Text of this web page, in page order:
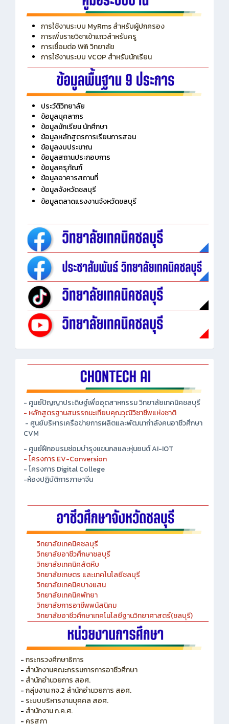
การใช้งานระบบ MyRms สำหรับผู้ปกครอง
การเพิ่มรายวิชาเข้าแถวสำหรับครู
การเชื่อมต่อ Wifi วิทยาลัย
การใช้งานระบบ VCOP สำหรับนักเรียน
ประวัติวิทยาลัย
ข้อมูลบุคลากร
ข้อมูลนักเรียน นักศึกษา
ข้อมูลหลักสูตรการเรียนการสอน
ข้อมูลงบประมาณ
ข้อมูลสถานประกอบการ
ข้อมูลครุภัณฑ์
ข้อมูลอาคารสถานที่
ข้อมูลจังหวัดชลบุรี
ข้อมูลตลาดแรงงานจังหวัดชลบุรี
- ศูนย์ปัญญาประดิษฐ์เพื่ออุตสาหกรรม วิทยาลัยเทคนิคชลบุรี
- หลักสูตรฐานสมรรถนะเทียบคุณวุฒิวิชาชีพแห่งชาติ
- ศูนย์บริหารเครือข่ายการผลิตและพัฒนากำลังคนอาชีวศึกษา
CVM
- ศูนย์ฝึกอบรมซ่อมบำรุงแขนกลและหุ่นยนต์ AI-IOT
- โครงการ EV-Conversion
- โครงการ Digital College
-ห้องปฏิบัติการภาษาจีน
วิทยาลัยเทคนิคชลบุรี
วิทยาลัยอาชีวศึกษาชลบุรี
วิทยาลัยเทคนิคสัตหีบ
วิทยาลัยเกษตร และเทคโนโลยีชลบุรี
วิทยาลัยเทคนิคบางแสน
วิทยาลัยเทคนิคพัทยา
วิทยาลัยการอาชีพพนัสนิคม
วิทยาลัยอาชีวศึกษาเทคโนโลยีฐานวิทยาศาสตร์(ชลบุรี)
-กระทรวงศึกษาธิการ
- สำนักงานคณะกรรมการการอาชีวศึกษา
- สำนักอำนวยการ สอศ.
-กลุ่มงาน กจ.2 สำนักอำนวยการ สอศ.
- ระบบบริหารงานบุคคล สอศ.
- สำนักงาน ก.ค.ศ.
- คุรุสภา